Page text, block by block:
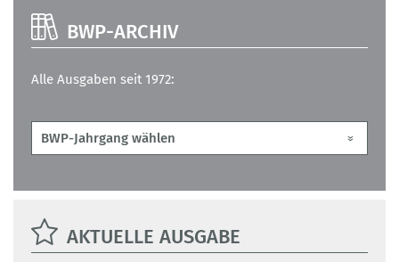
BWP-ARCHIV
Alle Ausgaben seit 1972:
AKTUELLE AUSGABE